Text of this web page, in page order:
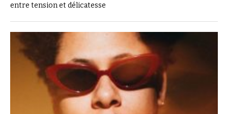
entre tension et délicatesse